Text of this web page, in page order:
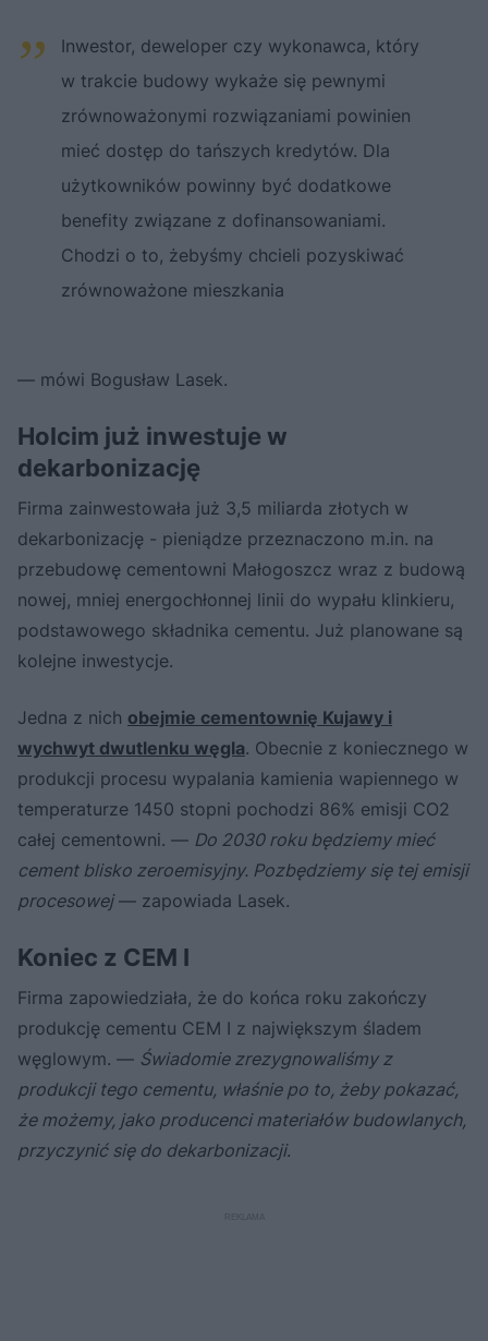
Inwestor, deweloper czy wykonawca, który
w trakcie budowy wykaże się pewnymi
zrównoważonymi rozwiązaniami powinien
mieć dostęp do tańszych kredytów. Dla
użytkowników powinny być dodatkowe
benefity związane z dofinansowaniami.
Chodzi o to, żebyśmy chcieli pozyskiwać
zrównoważone mieszkania
— mówi Bogusław Lasek.
Holcim już inwestuje w
dekarbonizację
Firma zainwestowała już 3,5 miliarda złotych w
dekarbonizację - pieniądze przeznaczono m.in. na
przebudowę cementowni Małogoszcz wraz z budową
nowej, mniej energochłonnej linii do wypału klinkieru,
podstawowego składnika cementu. Już planowane są
kolejne inwestycje.
Jedna z nich obejmie cementownię Kujawy i
wychwyt dwutlenku węgla. Obecnie z koniecznego w
produkcji procesu wypalania kamienia wapiennego w
temperaturze 1450 stopni pochodzi 86% emisji CO2
całej cementowni. — Do 2030 roku będziemy mieć
cement blisko zeroemisyjny. Pozbędziemy się tej emisji
procesowej — zapowiada Lasek.
Koniec z CEM I
Firma zapowiedziała, że do końca roku zakończy
produkcję cementu CEM I z największym śladem
węglowym. — Świadomie zrezygnowaliśmy z
produkcji tego cementu, właśnie po to, żeby pokazać,
że możemy, jako producenci materiałów budowlanych,
przyczynić się do dekarbonizacji.